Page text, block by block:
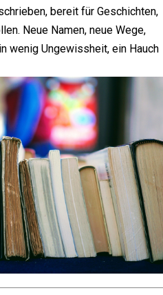
bereit für Geschichten,
Neue Namen, neue Wege,
wenig Ungewissheit, ein Hauch